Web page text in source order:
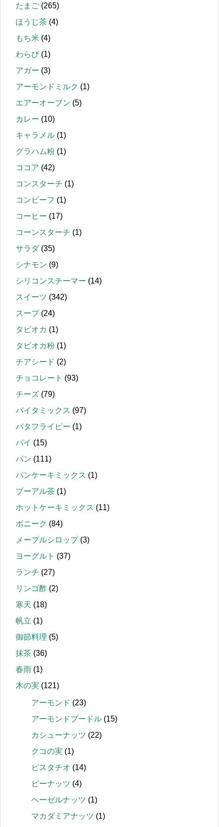
たまご (265)
ほうじ茶 (4)
もち米 (4)
わらび(1)
アガー (3)
アーモンドミルク (1)
エアーオーブン (5)
カレー (10)
キャラメル (1)
グラハム粉 (1)
ココア (42)
コンスターチ (1)
コンビーフ (1)
コーヒー (17)
コーンスターチ (1)
サラダ(35)
シナモン (9)
シリコンスチーマー (14)
スイーツ (342)
スープ(24)
タピオカ (1)
タピオカ粉 (1)
チアシード (2)
チョコレート (93)
チーズ (79)
バイタミックス (97)
バタフライピー (1)
パイ (15)
パン (111)
パンケーキミックス (1)
プーアル茶 (1)
ホットケーキミックス (11)
ボニーク (84)
メープルシロップ(3)
ヨーグルト (37)
ランチ (27)
リンゴ酢 (2)
寒天 (18)
帆立 (1)
御節料理 (5)
抹茶 (36)
春雨 (1)
木の実 (121)
アーモンド (23)
アーモンドプードル (15)
カシューナッツ (22)
クコの実 (1)
ピスタチオ (14)
ピーナッツ (4)
ヘーゼルナッツ (1)
マカダミアナッツ (1)